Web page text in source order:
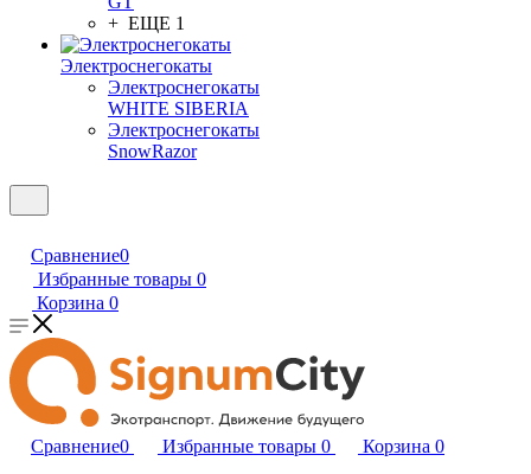
+ ЕЩЕ 1
Электроснегокаты
Электроснегокаты
WHITE SIBERIA
Электроснегокаты
SnowRazor
Сравнение0
Избранные товары 0
Корзина 0
Сравнение0 Избранные товары 0 Корзина 0